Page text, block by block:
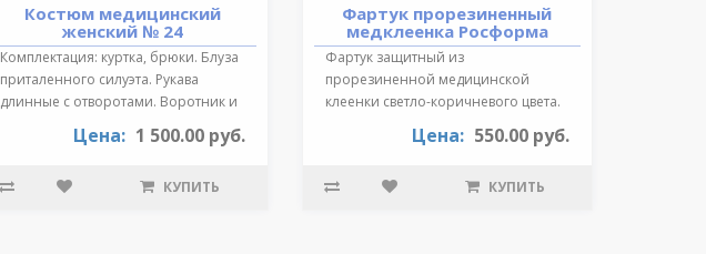
Костюм медицинский
женский № 24
Комплектация: куртка, брюки. Блуза
приталенного силуэта. Рукава
длинные с отворотами. Воротник и
Цена: 1 500.00 руб.
КУПИТЬ
Фартук прорезиненный
медклеенка Росформа
Фартук защитный из
прорезиненной медицинской
клеенки светло-коричневого цвета.
Цена: 550.00 руб.
КУПИТЬ